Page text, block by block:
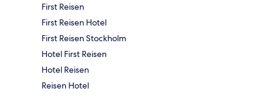
First Reisen
First Reisen Hotel
First Reisen Stockholm
Hotel First Reisen
Hotel Reisen
Reisen Hotel